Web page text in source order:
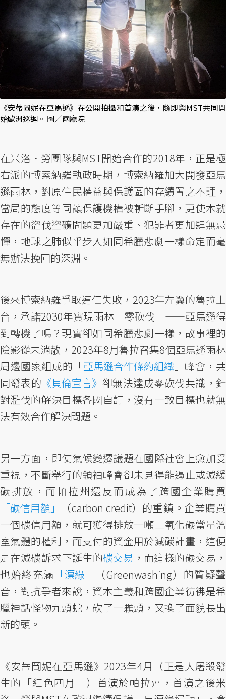
《安蒂岡妮在亞馬遜》在公開拍攝和首演之後，隨即與MST共同開
始歐洲巡迴。 圖／兩廳院
在米洛．勞團隊與MST開始合作的2018年，正是極
右派的博索納羅執政時期，博索納羅加大開發亞馬
遜雨林，對原住民權益與保護區的存續置之不理，
當局的態度等同讓保護機構被斬斷手腳，更使本就
存在的盜伐盜礦問題更加嚴重、犯罪者更加肆無忌
憚，地球之肺似乎步入如同希臘悲劇一樣命定而毫
無辦法挽回的深淵。
後來博索納羅爭取連任失敗，2023年左翼的魯拉上
台，承諾2030年實現雨林「零砍伐」——亞馬遜得
到轉機了嗎？現實卻如同希臘悲劇一樣，故事裡的
陰影從未消散，2023年8月魯拉召集8個亞馬遜雨林
周邊國家組成的「亞馬遜合作條約組織」峰會，共
同發表的 《貝倫宣言》 卻無法達成零砍伐共識，針
對濫伐的解決目標各國自訂，沒有一致目標也就無
法有效合作解決問題。
另一方面，即使氣候變遷議題在國際社會上愈加受
重視，不斷舉行的領袖峰會卻未見得能遏止或減緩
碳排放，而帕拉州還反而成為了跨國企業購買
「碳信用額」
（carbon credit）的重鎮。企業購買
一個碳信用額，就可獲得排放一噸二氧化碳當量溫
室氣體的權利，而支付的資金用於減碳計畫，這便
是在減碳訴求下誕生的碳交易 ，而這樣的碳交易，
也始終充滿 「漂綠」
（Greenwashing）的質疑聲
音，對抗爭者來說，資本主義和跨國企業彷彿是希
臘神話怪物九頭蛇，砍了一顆頭，又換了面貌長出
新的頭。
《安蒂岡妮在亞馬遜》2023年4月（正是大屠殺發
生的「紅色四月」）首演於帕拉州，首演之後米